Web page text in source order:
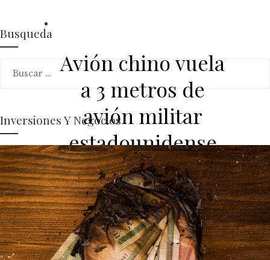
Avión chino vuela
a 3 metros de
avión militar
estadounidense
01:22
Rusia lanza nuevos
Busqueda
Inversiones Y Negocios